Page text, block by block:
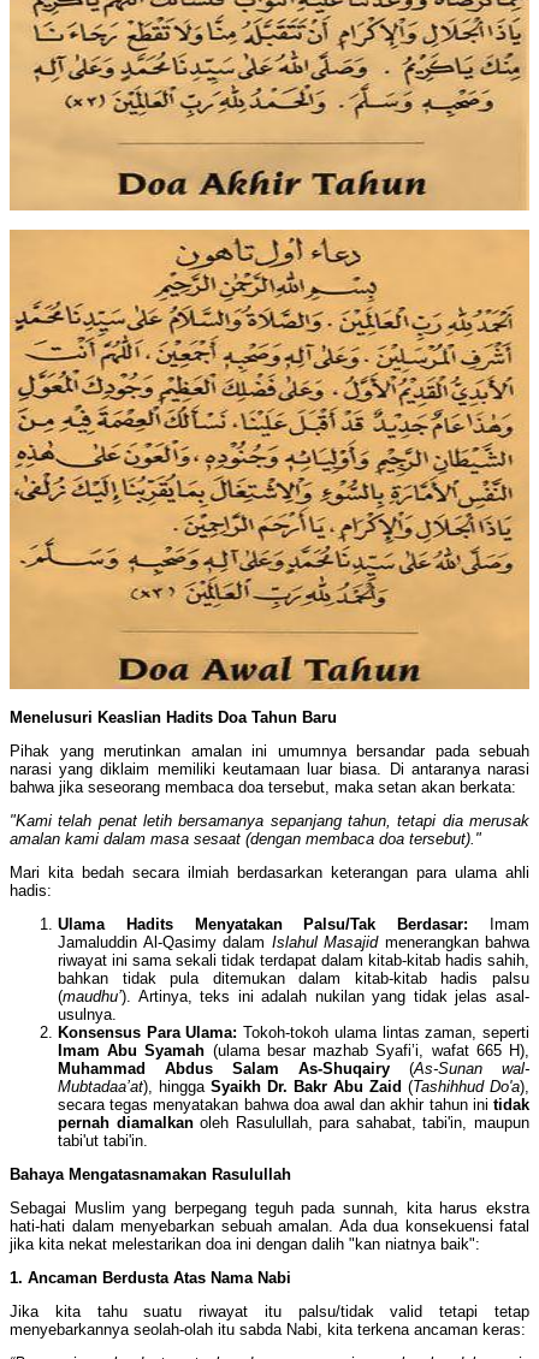
Menelusuri Keaslian Hadits Doa Tahun Baru
Pihak yang merutinkan amalan ini umumnya bersandar pada sebuah
narasi yang diklaim memiliki keutamaan luar biasa. Di antaranya narasi
bahwa jika seseorang membaca doa tersebut, maka setan akan berkata:
"Kami telah penat letih bersamanya sepanjang tahun, tetapi dia merusak
amalan kami dalam masa sesaat (dengan membaca doa tersebut)."
Mari kita bedah secara ilmiah berdasarkan keterangan para ulama ahli
hadis:
Ulama Hadits Menyatakan Palsu/Tak Berdasar: Imam
Jamaluddin Al-Qasimy dalam Islahul Masajidmenerangkan bahwa
riwayat ini sama sekali tidak terdapat dalam kitab-kitab hadis sahih,
bahkan tidak pula ditemukan dalam kitab-kitab hadis palsu
(maudhu’). Artinya, teks ini adalah nukilan yang tidak jelas asal-
usulnya.
Konsensus Para Ulama: Tokoh-tokoh ulama lintas zaman, seperti
Imam Abu Syamah (ulama besar mazhab Syafi’i, wafat 665 H),
Muhammad Abdus Salam As-Shuqairy (As-Sunan wal-
Mubtadaa’at), hingga Syaikh Dr. Bakr Abu Zaid (Tashihhud Do'a),
secara tegas menyatakan bahwa doa awal dan akhir tahun ini tidak
pernah diamalkanoleh Rasulullah, para sahabat, tabi'in, maupun
tabi'ut tabi'in.
Bahaya Mengatasnamakan Rasulullah
Sebagai Muslim yang berpegang teguh pada sunnah, kita harus ekstra
hati-hati dalam menyebarkan sebuah amalan. Ada dua konsekuensi fatal
jika kita nekat melestarikan doa ini dengan dalih "kan niatnya baik":
1. Ancaman Berdusta Atas Nama Nabi
Jika kita tahu suatu riwayat itu palsu/tidak valid tetapi tetap
menyebarkannya seolah-olah itu sabda Nabi, kita terkena ancaman keras: